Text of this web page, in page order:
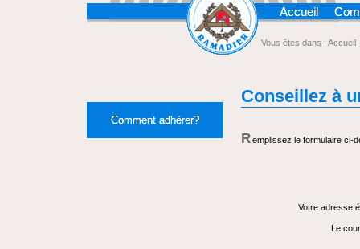
Accueil
Comment adhérer?
Vous êtes dans : Accueil
Conseillez à
Remplissez le formulaire ci-
Votre adresse
Le